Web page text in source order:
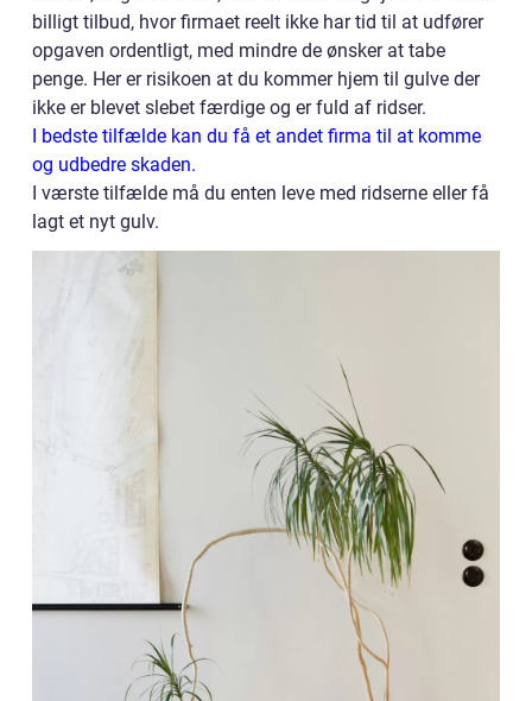
billigt tilbud, hvor firmaet reelt ikke har tid til at udfører
opgaven ordentligt, med mindre de ønsker at tabe
penge. Her er risikoen at du kommer hjem til gulve der
ikke er blevet slebet færdige og er fuld af ridser.
I bedste tilfælde kan du få et andet firma til at komme
og udbedre skaden.
I værste tilfælde må du enten leve med ridserne eller få
lagt et nyt gulv.